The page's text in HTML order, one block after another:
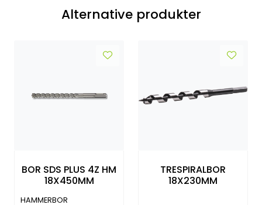
Alternative produkter
BOR SDS PLUS 4Z HM
18X450MM
HAMMERBOR
TRESPIRALBOR
18X230MM